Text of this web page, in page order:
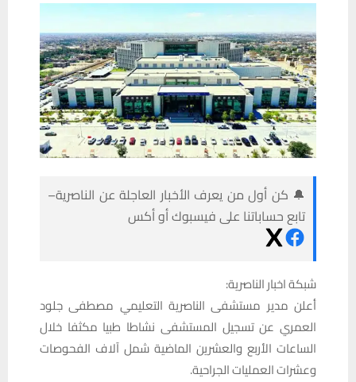
🔔 كن أول من يعرف الأخبار العاجلة عن الناصرية–
تابع حساباتنا على فيسبوك أو أكس
شبكة اخبار الناصرية:
أعلن مدير مستشفى الناصرية التعليمي مصطفى جلود
العمري عن تسجيل المستشفى نشاطا طبيا مكثفا خلال
الساعات الأربع والعشرين الماضية شمل آلاف الفحوصات
وعشرات العمليات الجراحية.